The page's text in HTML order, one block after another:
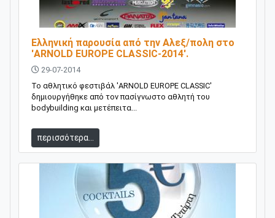
Ελληνική παρουσία από την Αλεξ/πολη στο
'ARNOLD EUROPE CLASSIC-2014'.
29-07-2014
Το αθλητικό φεστιβάλ 'ARNOLD EUROPE CLASSIC'
δημιουργήθηκε από τον πασίγνωστο αθλητή του
bodybuilding και μετέπειτα...
περισσότερα...